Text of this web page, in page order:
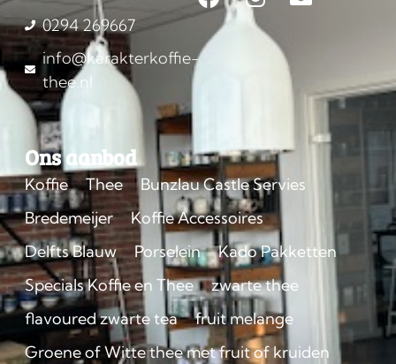
0294 269667
info@karakterkoffie-
thee.nl
Ons aanbod
Koffie Thee
Bunzlau Castle Servies
Bredemeijer
Koffie Accessoires
Delfts Blauw
Porselein
Kado Pakketten
Specials Koffie en Thee
zwarte thee
flavoured zwarte tea
fruit melange
Groene of Witte thee met fruit of kruiden